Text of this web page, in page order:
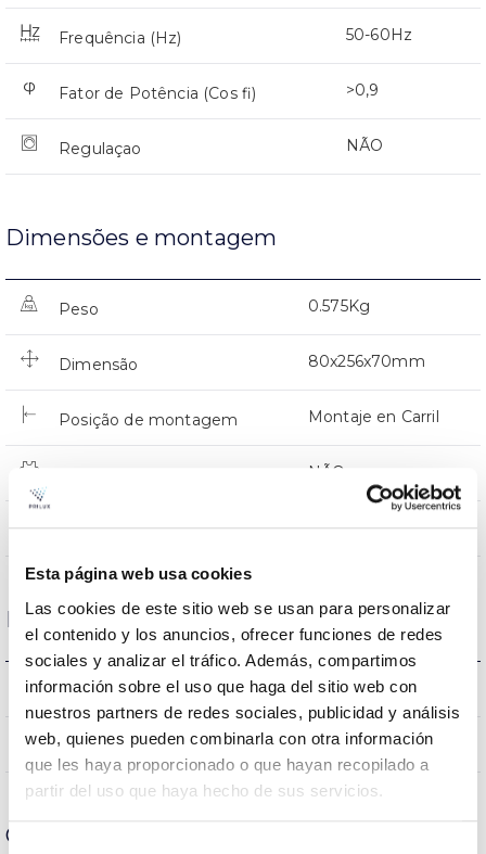
Esta página web usa cookies
Las cookies de este sitio web se usan para personalizar
el contenido y los anuncios, ofrecer funciones de redes
sociales y analizar el tráfico. Además, compartimos
información sobre el uso que haga del sitio web con
nuestros partners de redes sociales, publicidad y análisis
web, quienes pueden combinarla con otra información
que les haya proporcionado o que hayan recopilado a
partir del uso que haya hecho de sus servicios.
Frequência (Hz) 50-60Hz
Fator de Potência (Cos fi) >0,9
Regulaçao NÃO
Dimensões e montagem
Peso 0.575Kg
Dimensão 80x256x70mm
Posição de montagem Montaje en Carril
NÃO
Iluminação Directa
Dados ópticos
Temperatura de cor 4000K
CRI Índice de repr. cromática 90
Carcaça e Acabamento